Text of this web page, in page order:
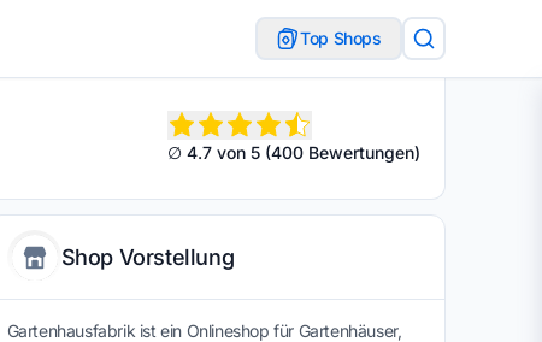
Top Shops
∅ 4.7 von 5 (400 Bewertungen)
Shop Vorstellung
Gartenhausfabrik ist ein Onlineshop für Gartenhäuser,